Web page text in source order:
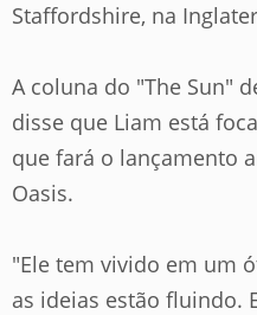
Staffordshire, na
A coluna do "The Sun"
disse que Liam está
que fará o lançamento
Oasis.
"Ele tem vivido em um
as ideias estão fluindo.